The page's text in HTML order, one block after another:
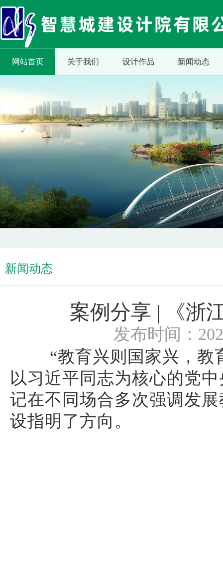
网站首页 关于我们 设计作品 新闻动态
新闻动态
案例分享 | 《浙
发布时间：
“教育兴则国家兴，教
以习近平同志为核心的党
记在不同场合多次强调发
设指明了方向。